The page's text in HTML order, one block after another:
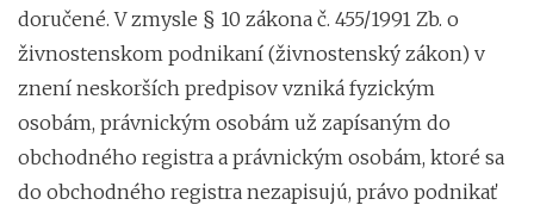
doručené. V zmysle § 10 zákona č. 455/1991 Zb. o
živnostenskom podnikaní (živnostenský zákon) v
znení neskorších predpisov vzniká fyzickým
osobám, právnickým osobám už zapísaným do
obchodného registra a právnickým osobám, ktoré sa
do obchodného registra nezapisujú, právo podnikať